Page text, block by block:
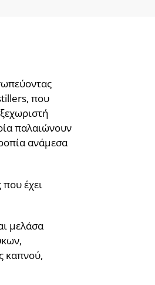
που
παλαιώνουν
ανάμεσα
έχει
μελάσα
καπνού,